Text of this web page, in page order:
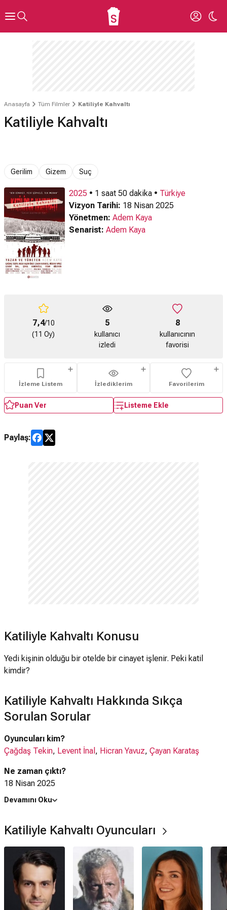
Anasayfa Tüm Filmler Katiliyle Kahvaltı
Katiliyle Kahvaltı
Gerilim Gizem Suç
2025 • 1 saat 50 dakika • Türkiye
Vizyon Tarihi: 18 Nisan 2025
Yönetmen: Adem Kaya
Senarist: Adem Kaya
7,4/10
(11 Oy)
5
kullanıcı
izledi
8
kullanıcının
favorisi
İzleme Listem İzlediklerim Favorilerim
Puan Ver Listeme Ekle
Paylaş:
Katiliyle Kahvaltı Konusu
Yedi kişinin olduğu bir otelde bir cinayet işlenir. Peki katil
kimdir?
Katiliyle Kahvaltı Hakkında Sıkça
Sorulan Sorular
Oyuncuları kim?
Çağdaş Tekin, Levent İnal , Hicran Yavuz, Çayan Karataş
Ne zaman çıktı?
18 Nisan 2025
Katiliyle Kahvaltı filmi nerede çekildi?
Kaç saat?
1 saat 50 dakika
IMDb puanı kaç?
5.2
Katiliyle Kahvaltı filmi hangi tür?
Devamını Oku
Katiliyle Kahvaltı Oyuncuları